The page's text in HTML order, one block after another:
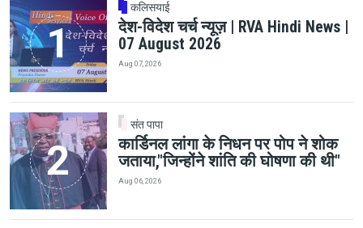
कलिसयाई
देश-विदेश चर्च न्यूज़ | RVA Hindi News |
07 August 2026
Aug 07, 2026
संत पापा
कार्डिनल लांगा के निधन पर पोप ने शोक
जताया,"जिन्होंने शांति की घोषणा की थी"
Aug 06, 2026